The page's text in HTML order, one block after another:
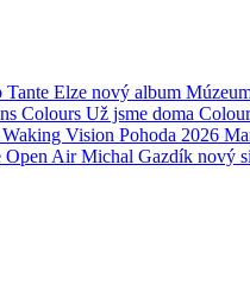
Tante Elze nový album
Colours Už jsme doma
Waking Vision Pohoda 2026
Open Air Michal Gazdík nový